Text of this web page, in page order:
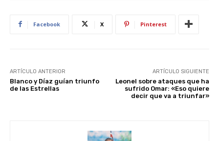
Facebook X Pinterest
ARTÍCULO ANTERIOR
Blanco y Díaz guían triunfo
de las Estrellas
ARTÍCULO SIGUIENTE
Leonel sobre ataques que ha
sufrido Omar: «Eso quiere
decir que va a triunfar»